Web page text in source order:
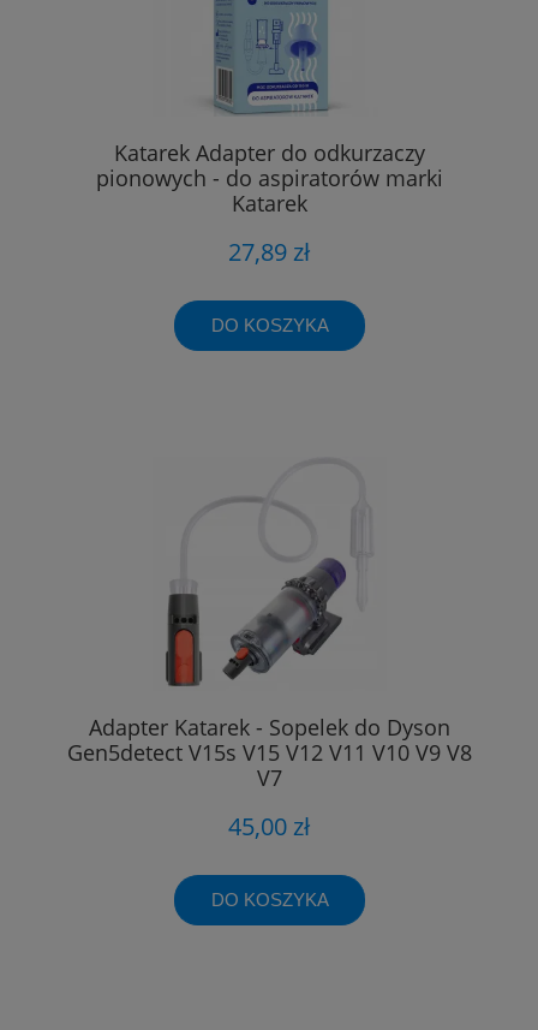
Katarek Adapter do odkurzaczy
pionowych - do aspiratorów marki
Katarek
27,89 zł
DO KOSZYKA
Adapter Katarek - Sopelek do Dyson
Gen5detect V15s V15 V12 V11 V10 V9 V8
V7
45,00 zł
DO KOSZYKA